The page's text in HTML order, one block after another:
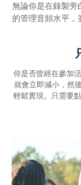
無論你是在錄製旁
的管理音頻水平，
你是否曾經在參加
就會立即減小，然
輕鬆實現。只需要